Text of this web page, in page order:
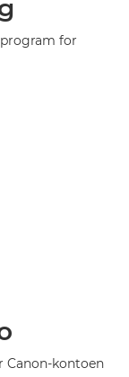
for
kontoen